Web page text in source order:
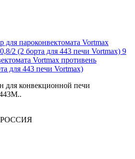
Vortmax противень
для 443 печи Vortmax)
для конвекционной печи
РОССИЯ